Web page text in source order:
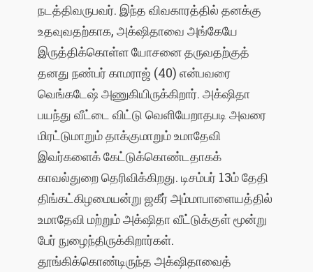
நடத்திவருபவர். இந்த விவகாரத்தில் தனக்கு
உதவுவதற்காக, அக்‌ஷிதாவை அங்கேயே
இருத்திக்கொள்ள யோசனை தருவதற்குத்
தனது நண்பர் காமராஜ் (40) என்பவரை
வெங்கடேஷ் அணுகியிருக்கிறார். அக்‌ஷிதா
பயந்து வீட்டை விட்டு வெளியேறாதபடி அவரை
மிரட்டுமாறும் தாக்குமாறும் உமாதேவி
இவர்களைக் கேட்டுக்கொண்டதாகக்
காவல்துறை தெரிவிக்கிறது. டிசம்பர் 13ம் தேதி
திங்கட்கிழமையன்று ஜகீர் அம்மாபாளையத்தில்
உமாதேவி மற்றும் அக்‌ஷிதா வீட்டுக்குள் மூன்று
பேர் நுழைந்திருக்கிறார்கள்.
தூங்கிக்கொண்டிருந்த அக்‌ஷிதாவைத்